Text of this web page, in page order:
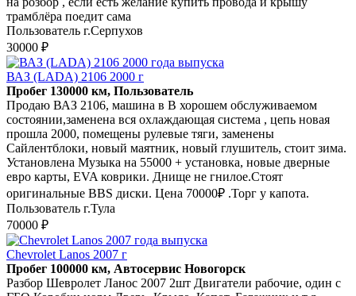
трамблёра поедит сама
Пользователь г.Серпухов
30000 ₽
ВАЗ (LADA) 2106 2000 г
Пробег 130000 км, Пользователь
Продаю ВАЗ 2106, машина в В хорошем обслуживаемом
состоянии,заменена вся охлаждающая система , цепь новая
прошла 2000, помещены рулевые тяги, заменены
Сайлентблоки, новый маятник, новый глушитель, стоит зима.
Установлена Музыка на 55000 + установка, новые дверные
евро карты, EVA коврики. Днище не гнилое.Стоят
оригинальные BBS диски. Цена 70000₽ .Торг у капота.
Пользователь г.Тула
70000 ₽
Chevrolet Lanos 2007 г
Пробег 100000 км, Автосервис Новогорск
Разбор Шевролет Ланос 2007 2шт Двигатели рабочие, один с